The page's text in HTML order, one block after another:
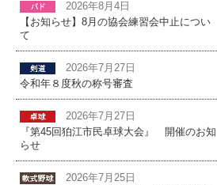
2026年8月4日
【お知らせ】8月の協会練習会中止につい
て
2026年7月27日
令和年８度秋の称号審査
2026年7月27日
『第45回狛江市民卓球大会』 開催のお知
らせ
2026年7月25日